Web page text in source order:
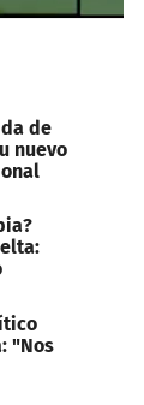
de
nuevo
"Nos